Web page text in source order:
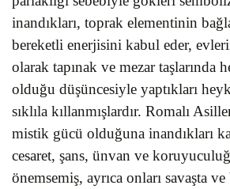
inandıkları, toprak elementinin
bereketli enerjisini kabul eder,
olarak tapınak ve mezar taşlarında
olduğu düşüncesiyle yaptıkları
sıklıla kıllanmışlardır. Romalı
mistik gücü olduğuna inandıkları
cesaret, şans, ünvan ve
önemsemiş, ayrıca onları savaşta ve